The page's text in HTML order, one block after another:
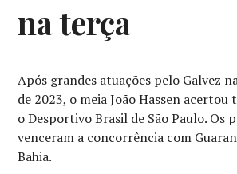
na terça
Após grandes atuações pelo Galvez
de 2023, o meia João Hassen
o Desportivo Brasil de São Paulo. Os
venceram a concorrência com
Bahia.